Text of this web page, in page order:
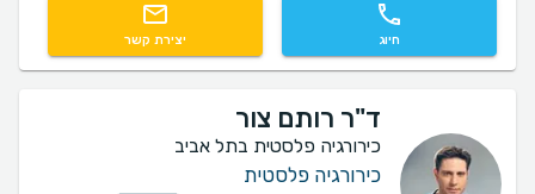
חיוג יצירת קשר
ד"ר רותם צור
כירורגיה פלסטית בתל אביב
כירורגיה פלסטית